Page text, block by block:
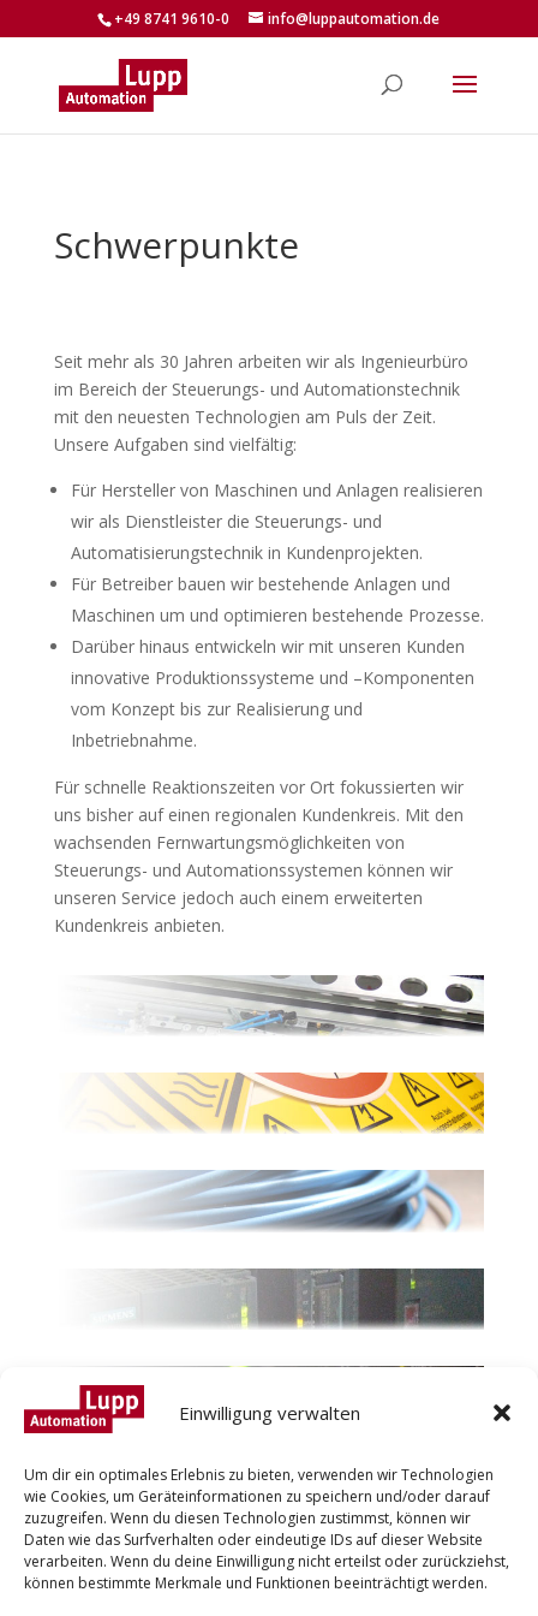
Einwilligung verwalten
Um dir ein optimales Erlebnis zu bieten, verwenden wir Technologien
wie Cookies, um Geräteinformationen zu speichern und/oder darauf
zuzugreifen. Wenn du diesen Technologien zustimmst, können wir
Daten wie das Surfverhalten oder eindeutige IDs auf dieser Website
verarbeiten. Wenn du deine Einwilligung nicht erteilst oder zurückziehst,
können bestimmte Merkmale und Funktionen beeinträchtigt werden.
+49 8741 9610-0 info@luppautomation.de
Schwerpunkte
Seit mehr als 30 Jahren arbeiten wir als Ingenieurbüro
im Bereich der Steuerungs- und Automationstechnik
mit den neuesten Technologien am Puls der Zeit.
Unsere Aufgaben sind vielfältig:
Für Hersteller von Maschinen und Anlagen realisieren
wir als Dienstleister die Steuerungs- und
Automatisierungstechnik in Kundenprojekten.
Für Betreiber bauen wir bestehende Anlagen und
Maschinen um und optimieren bestehende Prozesse.
Darüber hinaus entwickeln wir mit unseren Kunden
innovative Produktionssysteme und –Komponenten
vom Konzept bis zur Realisierung und
Inbetriebnahme.
Für schnelle Reaktionszeiten vor Ort fokussierten wir
uns bisher auf einen regionalen Kundenkreis. Mit den
wachsenden Fernwartungsmöglichkeiten von
Steuerungs- und Automationssystemen können wir
unseren Service jedoch auch einem erweiterten
Kundenkreis anbieten.